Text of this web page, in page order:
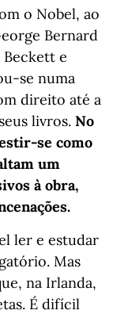
o Nobel, ao
Bernard
Beckett e
se numa
direito até a
livros. No
se como
um
à obra,
ler e estudar
Mas
na Irlanda,
É difícil